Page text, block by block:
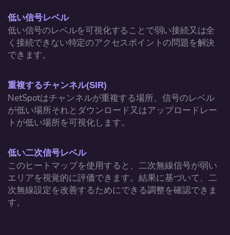
低い信号レベル
低い信号のレベルを可視化することで弱い接続又は全
く接続できない特定のアクセスポイントの問題を解決
できます。
重複するチャンネル(SIR)
NetSpotはチャンネルが重複する場所、信号のレベル
が低い場所それとダウンロード又はアップロードレー
トが低い場所を可視化します。
低い二次信号レベル
このヒートマップを使用すると、二次無線信号が弱い
エリアを視覚的に評価できます。結果に基づいて、二
次無線設定を改善するためにできる調整を確認できま
す。